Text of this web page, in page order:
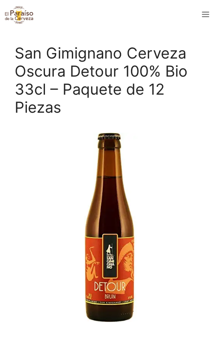
Saltar
al
San Gimignano Cerveza
Oscura Detour 100% Bio
33cl – Paquete de 12
Piezas